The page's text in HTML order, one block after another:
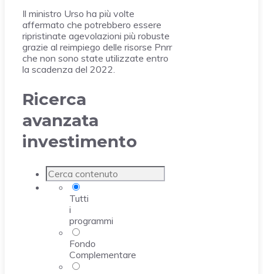
Il ministro Urso ha più volte
affermato che potrebbero essere
ripristinate agevolazioni più robuste
grazie al reimpiego delle risorse Pnrr
che non sono state utilizzate entro
la scadenza del 2022.
Ricerca
avanzata
investimento
Tutti
i
programmi
Fondo
Complementare